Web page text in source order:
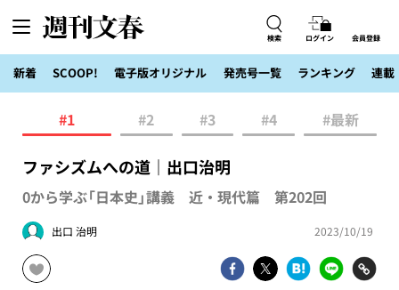
検索 ログイン 会員登録
新着 SCOOP! 電子版オリジナル 発売号一覧 ランキング 連載
#1 #2 #3 #4 #最新
ファシズムへの道｜出口治明
0から学ぶ「日本史」講義 近・現代篇 第202回
出口 治明 2023/10/19